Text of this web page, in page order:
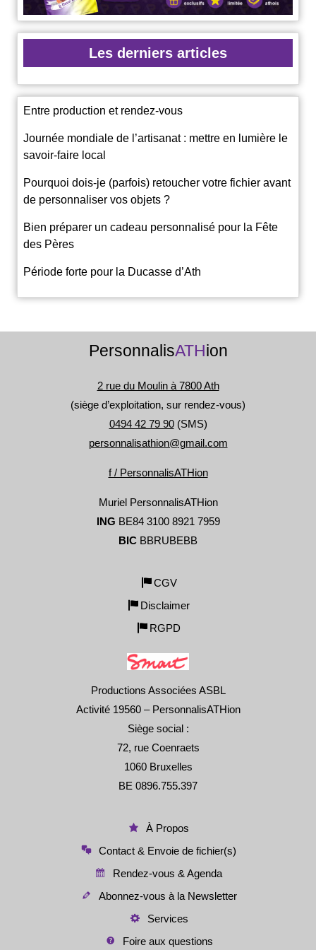
Les derniers articles
Entre production et rendez-vous
Journée mondiale de l’artisanat : mettre en lumière le
savoir-faire local
Pourquoi dois-je (parfois) retoucher votre fichier avant
de personnaliser vos objets ?
Bien préparer un cadeau personnalisé pour la Fête
des Pères
Période forte pour la Ducasse d’Ath
PersonnalisATHion
2 rue du Moulin à 7800 Ath
(siège d’exploitation, sur rendez-vous)
0494 42 79 90(SMS)
personnalisathion@gmail.com
f / PersonnalisATHion
Muriel PersonnalisATHion
ING BE84 3100 8921 7959
BIC BBRUBEBB
CGV
Disclaimer
RGPD
Productions Associées ASBL
Activité 19560 – PersonnalisATHion
Siège social :
72, rue Coenraets
1060 Bruxelles
BE 0896.755.397
À Propos
Contact & Envoie de fichier(s)
Rendez-vous & Agenda
Abonnez-vous à la Newsletter
Services
Foire aux questions